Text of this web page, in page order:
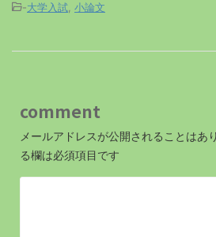
-大学入試 小論文
comment
メールアドレスが公開されることはあ
る欄は必須項目です